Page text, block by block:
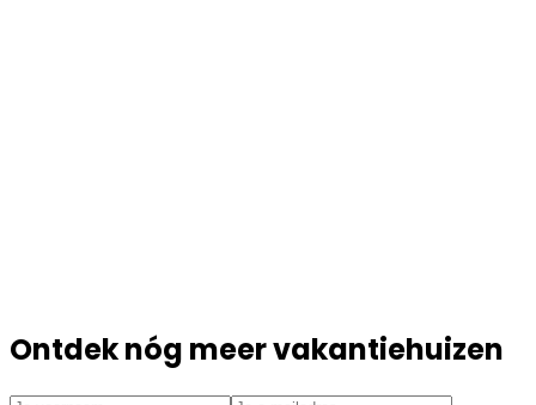
Ontdek nóg meer vakantiehuizen